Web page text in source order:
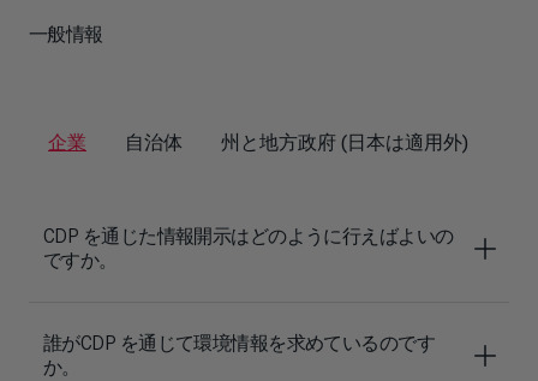
一般情報
企業 自治体 州と地方政府 (日本は適用外)
CDP を通じた情報開示はどのように行えばよいの
ですか。
誰がCDP を通じて環境情報を求めているのです
か。